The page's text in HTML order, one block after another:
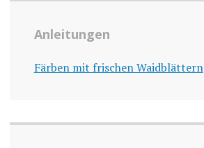
Anleitungen
Färben mit frischen Waidblättern